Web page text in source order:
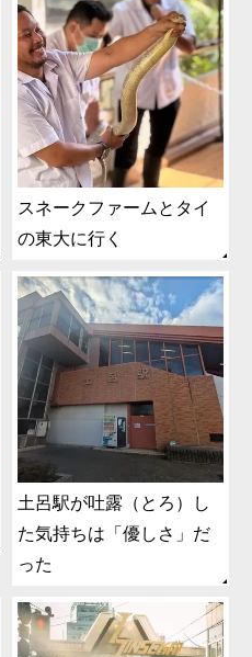
スネークファームとタイ
の東大に行く
土呂駅が吐露（とろ）し
た気持ちは「優しさ」だ
った